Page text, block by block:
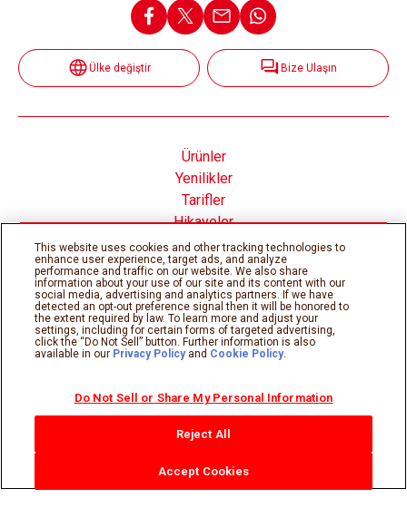
Ülke değiştir Bize Ulaşın
Ürünler
Yenilikler
Tarifler
Hikayeler
Nutella® nın İçinde
Çerez Politikası
Gizlilik Politikası
Teknik gereksinimler
Kullanım şartları
Sitemap
This website uses cookies and other tracking technologies to
enhance user experience, target ads, and analyze
performance and traffic on our website. We also share
information about your use of our site and its content with our
social media, advertising and analytics partners. If we have
detected an opt-out preference signal then it will be honored to
the extent required by law. To learn more and adjust your
settings, including for certain forms of targeted advertising,
click the “Do Not Sell” button. Further information is also
available in our Privacy Policyand Cookie Policy.
Do Not Sell or Share My Personal Information
Reject All
Accept Cookies